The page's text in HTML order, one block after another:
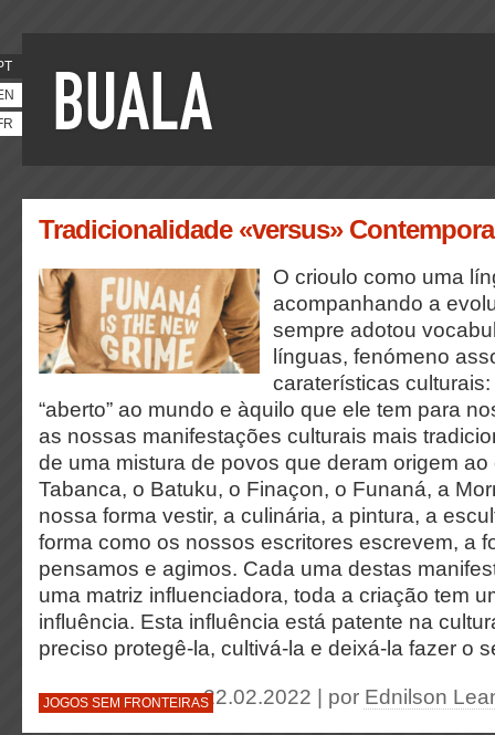
Tradicionalidade «versus»
O crioulo como uma
acompanhando a
sempre adotou
línguas, fenómeno
caraterísticas
“aberto” ao mundo e àquilo que ele tem para
as nossas manifestações culturais mais
de uma mistura de povos que deram origem
Tabanca, o Batuku, o Finaçon, o Funaná, a
nossa forma vestir, a culinária, a pintura, a
forma como os nossos escritores escrevem, a
pensamos e agimos. Cada uma destas
uma matriz influenciadora, toda a criação tem
influência. Esta influência está patente na
preciso protegê-la, cultivá-la e deixá-la fazer o
JOGOS SEM FRONTEIRAS22.02.2022 | por Ednilson